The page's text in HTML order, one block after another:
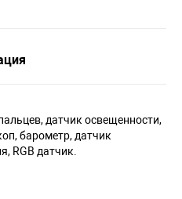
датчик освещенности,
барометр, датчик
RGB датчик.